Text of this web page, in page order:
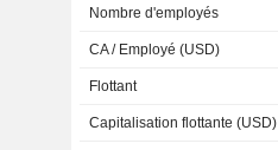
Nombre d'employés
CA / Employé (USD)
Flottant
Capitalisation flottante (USD)